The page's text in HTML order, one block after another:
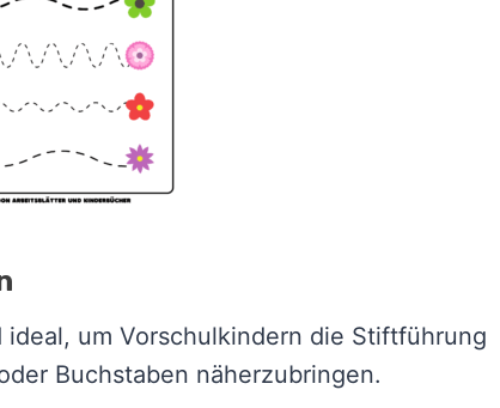
um Vorschulkindern die Stiftführung
Buchstaben näherzubringen.